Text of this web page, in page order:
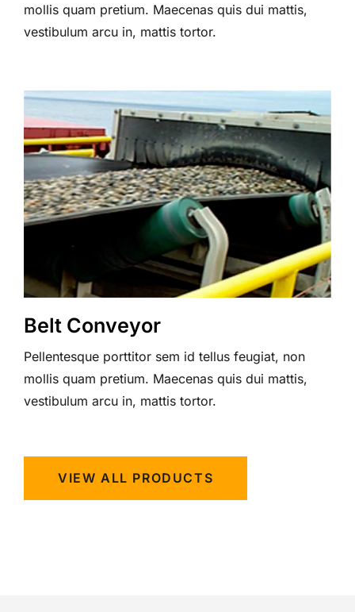
mollis quam pretium. Maecenas quis dui mattis,
vestibulum arcu in, mattis tortor.
Belt Conveyor
Pellentesque porttitor sem id tellus feugiat, non
mollis quam pretium. Maecenas quis dui mattis,
vestibulum arcu in, mattis tortor.
VIEW ALL PRODUCTS